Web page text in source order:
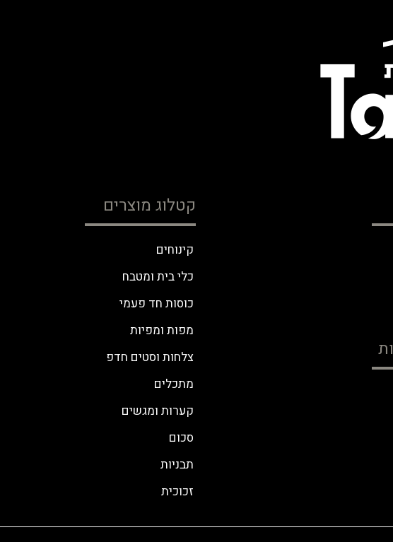
קטלוג מוצרים
קינוחים
כלי בית ומטבח
כוסות חד פעמי
מפות ומפיות
צלחות וסטים חדפ
מתכלים
קערות ומגשים
סכום
תבניות
זכוכית